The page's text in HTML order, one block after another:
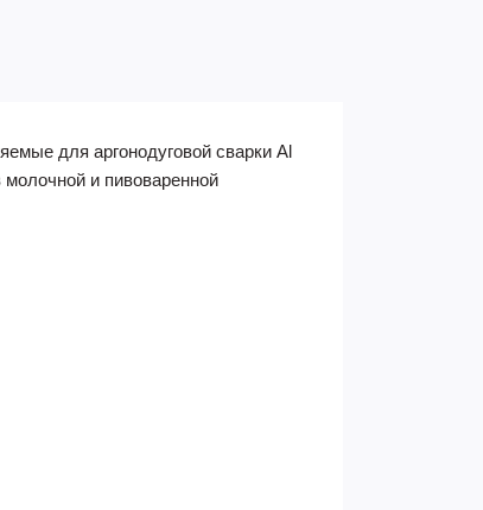
для аргонодуговой сварки Al
и пивоваренной